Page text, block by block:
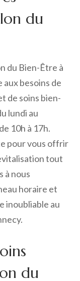
du
du Bien-Être à
besoins de
de soins bien-
lundi au
10h à 17h.
pour vous offrir
tout
à nous
horaire et
inoubliable au
du